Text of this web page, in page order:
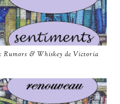
Rumors & Whiskey de Victoria